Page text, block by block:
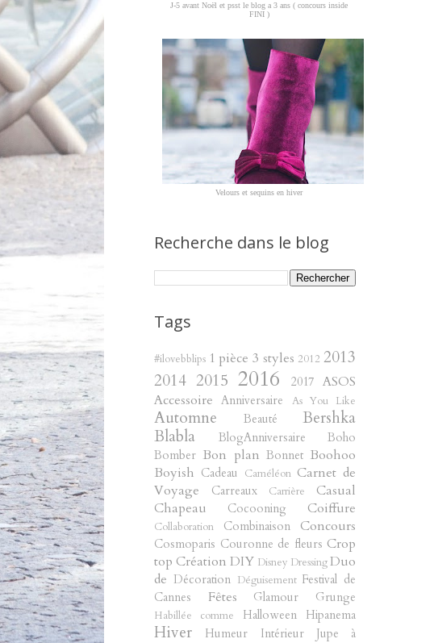
J-5 avant Noël et psst le blog a 3 ans ( concours inside
FINI )
Velours et sequins en hiver
Recherche dans le blog
Tags
#ilovebblips 1 pièce 3 styles 2012 2013
2014 2015 2016 2017 ASOS
Accessoire Anniversaire As You Like
Automne Beauté
Bershka
Blabla
BlogAnniversaire
Boho
Bomber Bon plan Bonnet Boohoo
Boyish Cadeau Caméléon Carnet de
Voyage
Carreaux Carrière
Casual
Chapeau
Cocooning Coiffure
Collaboration Combinaison Concours
Cosmoparis Couronne de fleurs Crop
top Création DIY Disney DressingDuo
de Décoration Déguisement Festival de
Cannes
Fêtes Glamour Grunge
Habillée comme Halloween Hipanema
Hiver Humeur Intérieur Jupe à